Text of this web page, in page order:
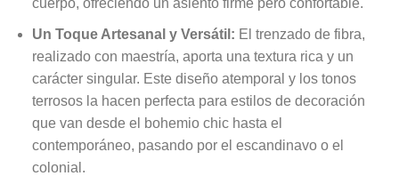
cuerpo, ofreciendo un asiento firme pero confortable.
Un Toque Artesanal y Versátil: El trenzado de fibra,
realizado con maestría, aporta una textura rica y un
carácter singular. Este diseño atemporal y los tonos
terrosos la hacen perfecta para estilos de decoración
que van desde el bohemio chic hasta el
contemporáneo, pasando por el escandinavo o el
colonial.